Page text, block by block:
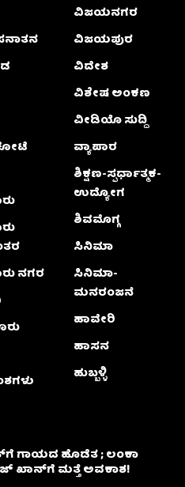
ನಗರ
ವಿಜಯನಗರ
ವಿಜಯಪುರ
ವಿದೇಶ
ವಿಶೇಷ ಅಂಕಣ
ವೀಡಿಯೊ ಸುದ್ದಿ
ವ್ಯಾಪಾರ
ಶಿಕ್ಷಣ-ಸ್ಪರ್ಧಾತ್ಮಕ-
ಉದ್ಯೋಗ
ಶಿವಮೊಗ್ಗ
ಸಿನಿಮಾ
ಸಿನಿಮಾ-
ಮನರಂಜನೆ
ಹಾವೇರಿ
ಹಾಸನ
ಹುಬ್ಬಳ್ಳಿ
ಗಾಯದ ಹೊಡೆತ ; ಲಂಕಾ
ಖಾನ್‌ಗೆ ಮತ್ತೆ ಅವಕಾಶ!